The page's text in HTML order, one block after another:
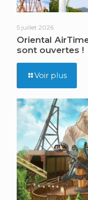
5 juillet 2026
Oriental
sont ouvertes !
Voir plus